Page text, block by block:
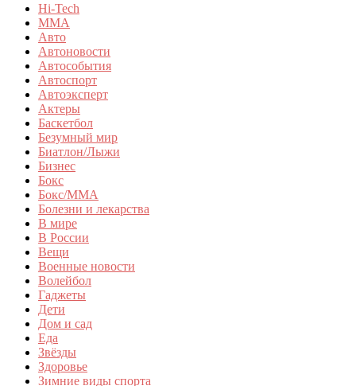
Hi-Tech
MMA
Авто
Автоновости
Автособытия
Автоспорт
Автоэксперт
Актеры
Баскетбол
Безумный мир
Биатлон/Лыжи
Бизнес
Бокс
Бокс/MMA
Болезни и лекарства
В мире
В России
Вещи
Военные новости
Волейбол
Гаджеты
Дети
Дом и сад
Еда
Звёзды
Здоровье
Зимние виды спорта